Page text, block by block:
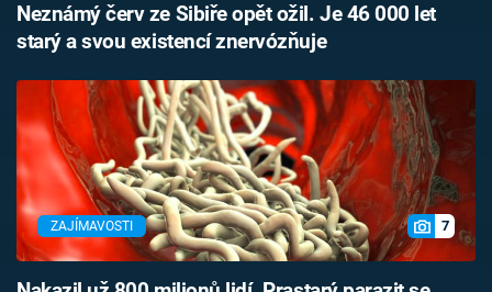
Neznámý červ ze Sibiře opět ožil. Je 46 000 let
starý a svou existencí znervózňuje
ZAJÍMAVOSTI 7